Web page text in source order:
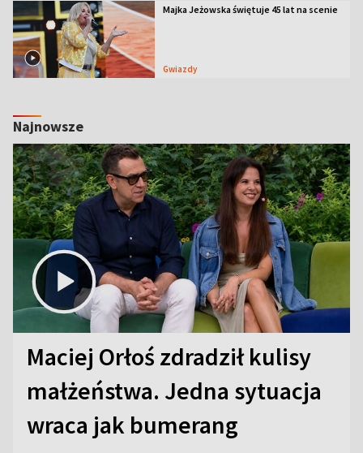
Majka Jeżowska świętuje 45 lat na scenie
Gwiazdy
Najnowsze
Maciej Orłoś zdradził kulisy
małżeństwa. Jedna sytuacja
wraca jak bumerang